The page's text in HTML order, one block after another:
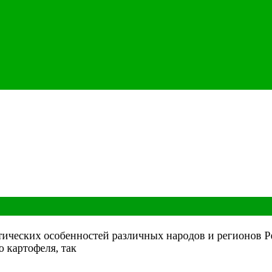
особенностей различных народов и
картофеля, так